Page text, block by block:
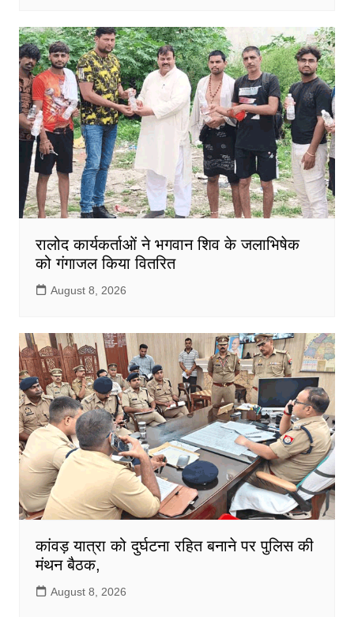
रालोद कार्यकर्ताओं ने भगवान शिव के जलाभिषेक
को गंगाजल किया वितरित
August 8, 2026
कांवड़ यात्रा को दुर्घटना रहित बनाने पर पुलिस की
मंथन बैठक,
August 8, 2026